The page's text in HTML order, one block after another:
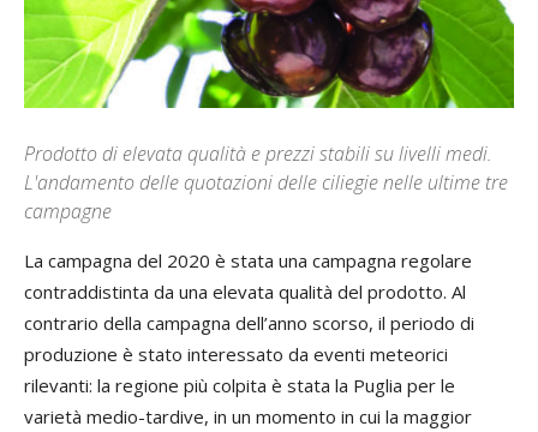
Prodotto di elevata qualità e prezzi stabili su livelli medi.
L'andamento delle quotazioni delle ciliegie nelle ultime tre
campagne
La campagna del 2020 è stata una campagna regolare
contraddistinta da una elevata qualità del prodotto. Al
contrario della campagna dell’anno scorso, il periodo di
produzione è stato interessato da eventi meteorici
rilevanti: la regione più colpita è stata la Puglia per le
varietà medio-tardive, in un momento in cui la maggior